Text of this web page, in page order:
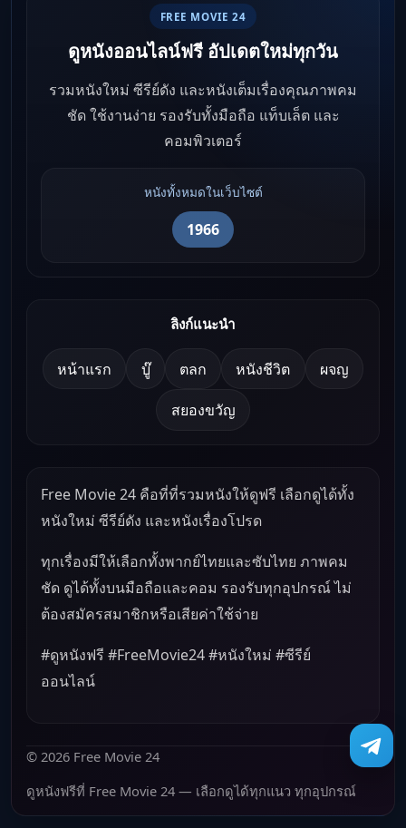
FREE MOVIE 24
ดูหนังออนไลน์ฟรี อัปเดตใหม่ทุกวัน
รวมหนังใหม่ ซีรีย์ดัง และหนังเต็มเรื่องคุณภาพคม
ชัด ใช้งานง่าย รองรับทั้งมือถือ แท็บเล็ต และ
คอมพิวเตอร์
หนังทั้งหมดในเว็บไซต์
1966
ลิงก์แนะนำ
หน้าแรก บู๊ ตลก หนังชีวิต ผจญ
สยองขวัญ
Free Movie 24 คือที่ที่รวมหนังให้ดูฟรี เลือกดูได้ทั้ง
หนังใหม่ ซีรีย์ดัง และหนังเรื่องโปรด
ทุกเรื่องมีให้เลือกทั้งพากย์ไทยและซับไทย ภาพคม
ชัด ดูได้ทั้งบนมือถือและคอม รองรับทุกอุปกรณ์ ไม่
ต้องสมัครสมาชิกหรือเสียค่าใช้จ่าย
#ดูหนังฟรี #FreeMovie24 #หนังใหม่ #ซีรีย์
ออนไลน์
© 2026 Free Movie 24
ดูหนังฟรีที่ Free Movie 24 — เลือกดูได้ทุกแนว ทุกอุปกรณ์